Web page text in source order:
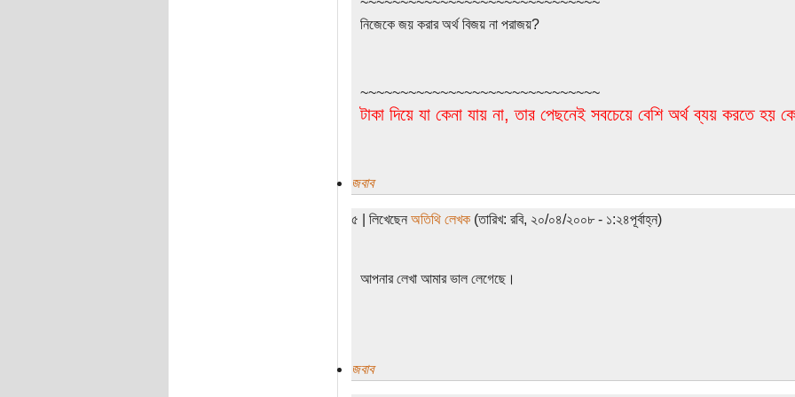
নিজেকে জয় করার অর্থ বিজয় না পরাজয়?
~~~~~~~~~~~~~~~~~~~~~~~~~~~~~~
টাকা দিয়ে যা কেনা যায় না, তার পেছনেই সবচেয়ে বেশি অর্থ ব্যয় করতে হয়
জবাব
৫ | লিখেছেন অতিথি লেখক(তারিখ: রবি, ২০/০৪/২০০৮ - ১:২৪পূর্বাহ্ন)
আপনার লেখা আমার ভাল লেগেছে।
জবাব